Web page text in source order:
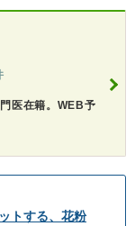
医在籍。WEB予
トする、花粉